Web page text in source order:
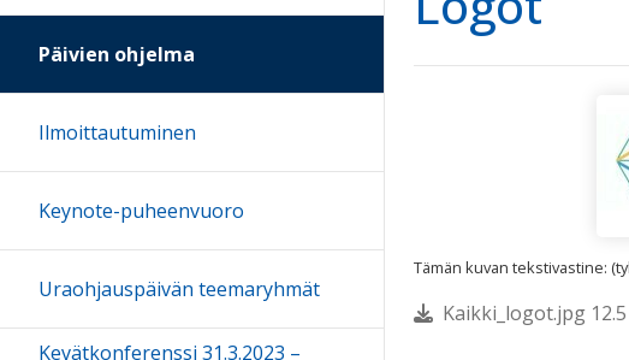
Tämän kuvan tekstivastine:
Kaikki_logot.jpg
Päivien ohjelma
Ilmoittautuminen
Keynote-puheenvuoro
Uraohjauspäivän teemaryhmät
Kevätkonferenssi 31.3.2023 –